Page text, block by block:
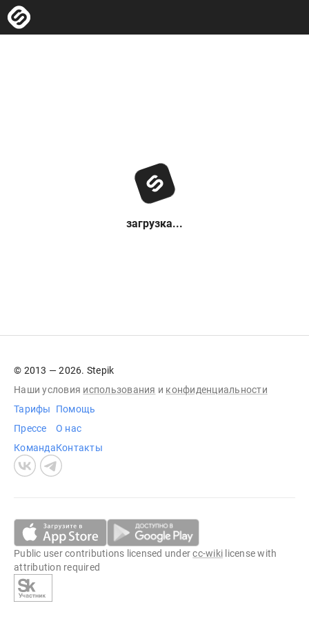
загрузка...
© 2013 — 2026. Stepik
Наши условия использования и конфиденциальности
Тарифы
Прессе
Команда
Помощь
О нас
Контакты
Public user contributions licensed undercc-wiki license with
attribution required